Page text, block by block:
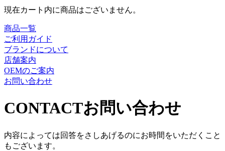
現在カート内に商品はございません。
商品一覧
ご利用ガイド
ブランドについて
店舗案内
OEMのご案内
お問い合わせ
CONTACTお問い合わせ
内容によっては回答をさしあげるのにお時間をいただくこと
もございます。